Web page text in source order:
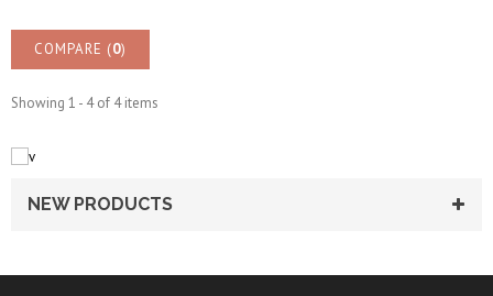
COMPARE (0)
Showing 1 - 4 of 4 items
NEW PRODUCTS